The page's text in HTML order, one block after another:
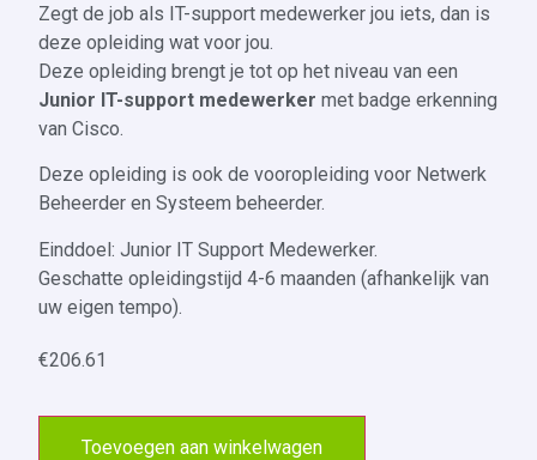
Zegt de job als IT-support medewerker jou iets, dan is
deze opleiding wat voor jou.
Deze opleiding brengt je tot op het niveau van een
Junior IT-support medewerker met badge erkenning
van Cisco.
Deze opleiding is ook de vooropleiding voor Netwerk
Beheerder en Systeem beheerder.
Einddoel: Junior IT Support Medewerker.
Geschatte opleidingstijd 4-6 maanden (afhankelijk van
uw eigen tempo).
€206.61
Toevoegen aan winkelwagen